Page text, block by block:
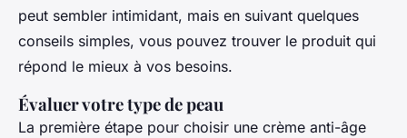
peut sembler intimidant, mais en suivant quelques
conseils simples, vous pouvez trouver le produit qui
répond le mieux à vos besoins.
Évaluer votre type de peau
La première étape pour choisir une crème anti-âge